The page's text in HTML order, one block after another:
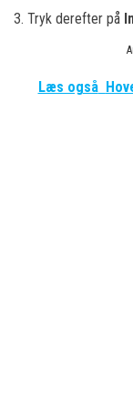
3. Tryk derefter på
Læs også